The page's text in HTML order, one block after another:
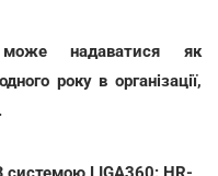
надаватися як
року в організації,